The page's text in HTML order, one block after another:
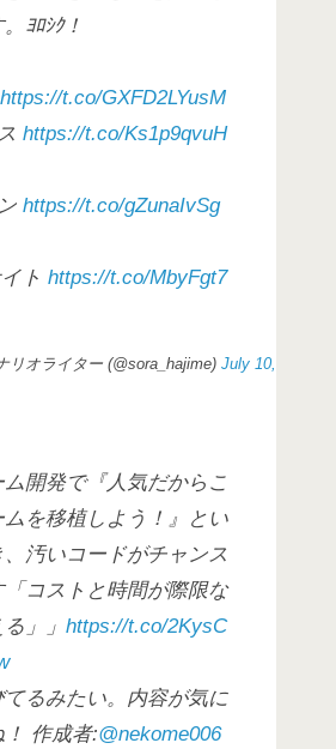
ﾖﾛｼｸ！
https://t.co/GXFD2LYusM
https://t.co/Ks1p9qvuH
https://t.co/gZunaIvSg
ト https://t.co/MbyFgt7
オライター (@sora_hajime) July 10,
ム開発で『人気だからこ
ムを移植しよう！』とい
、汚いコードがチャンス
「コストと時間が際限な
」」 https://t.co/2KysC
てるみたい。内容が気に
！ 作成者:@nekome006